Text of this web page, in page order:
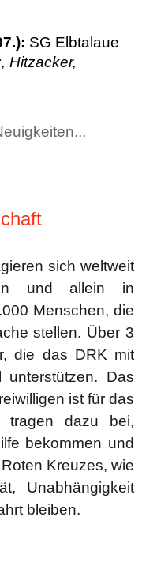
SG Elbtalaue
Hitzacker,
sich weltweit
und allein in
Menschen, die
stellen. Über 3
die das DRK mit
unterstützen. Das
ist für das
tragen dazu bei,
bekommen und
Kreuzes, wie
Unabhängigkeit
bleiben.